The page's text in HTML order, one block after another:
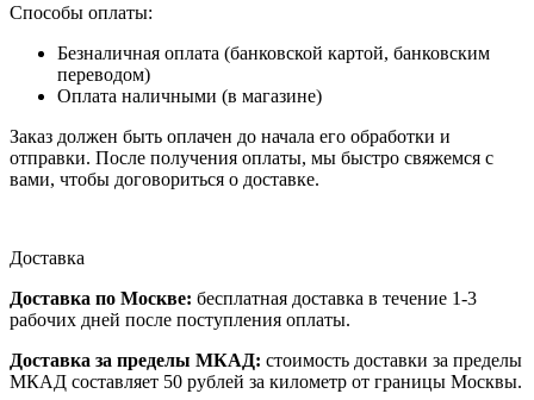
Способы оплаты:
Безналичная оплата (банковской картой, банковским
переводом)
Оплата наличными (в магазине)
Заказ должен быть оплачен до начала его обработки и
отправки. После получения оплаты, мы быстро свяжемся с
вами, чтобы договориться о доставке.
Доставка
Доставка по Москве: бесплатная доставка в течение 1-3
рабочих дней после поступления оплаты.
Доставка за пределы МКАД: стоимость доставки за пределы
МКАД составляет 50 рублей за километр от границы Москвы.